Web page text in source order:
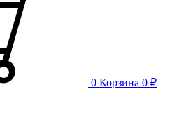
0 Корзина 0 ₽